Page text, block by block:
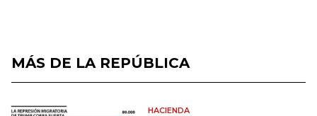
MÁS DE LA REPÚBLICA
HACIENDA